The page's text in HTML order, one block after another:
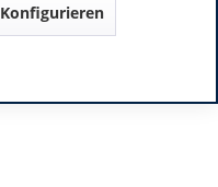
Konfigurieren